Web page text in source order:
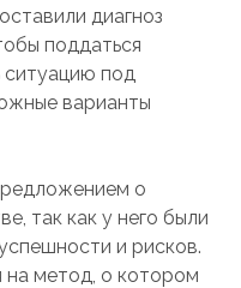
диагноз
поддаться
ситуацию под
варианты
о
так как у него были
и рисков.
на метод, о котором